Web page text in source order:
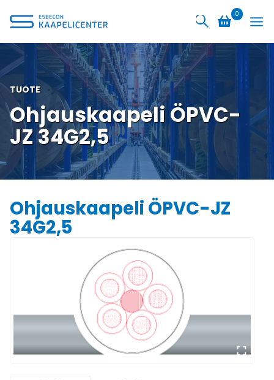
sisältöön
0
TUOTE
Ohjauskaapeli ÖPVC-
JZ 34G2,5
Ohjauskaapeli ÖPVC-JZ
34G2,5